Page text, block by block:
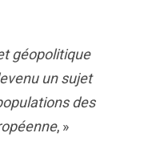
géopolitique
un sujet
des
, »